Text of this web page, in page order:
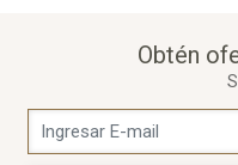
Obtén